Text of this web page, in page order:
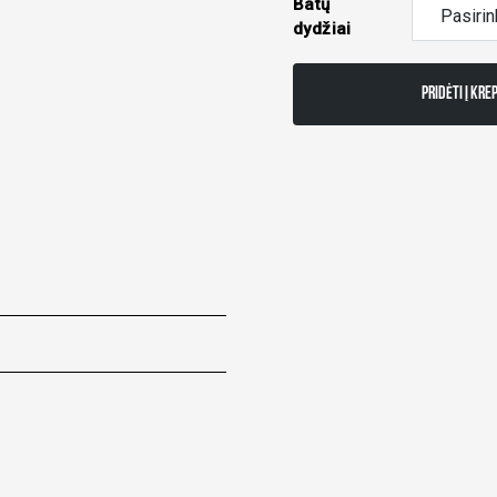
Batų
dydžiai
PRIDĖTI Į